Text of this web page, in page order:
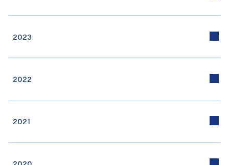
2023
2022
2021